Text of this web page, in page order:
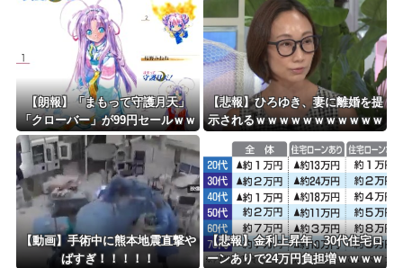
【動画】迎撃ミサイルを避けながら船舶にドローンを突撃させるウクライナ。
8/4のニュース
更新中止のお知らせ
海外「おめでとうタキ！」リヴァプール南野がバースデーゴール！！
Powered by livedoor 相互RSS
【朗報】「まもって守護月天」
「クローバー」が99円セールｗｗ
ｗｗｗｗｗｗｗｗｗｗ
【悲報】ひろゆき、妻に離婚を提
示されるｗｗｗｗｗｗｗｗｗｗｗ
【動画】手術中に熊本地震直撃や
ばすぎ！！！！！
【悲報】金利上昇年、30代住宅ロ
ーンありで24万円負担増ｗｗｗｗ